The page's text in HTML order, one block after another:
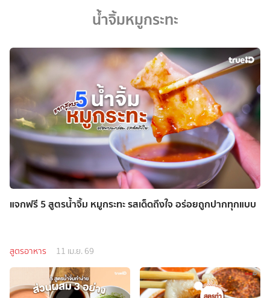
น้ำจิ้มหมูกระทะ
แจกฟรี 5 สูตรน้ำจิ้ม หมูกระทะ รสเด็ดถึงใจ อร่อยถูกปากทุกแบบ
สูตรอาหาร 11 เม.ย. 69